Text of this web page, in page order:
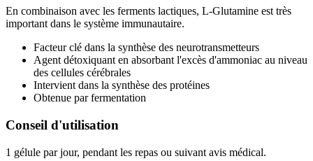
En combinaison avec les ferments lactiques, L-Glutamine est très
important dans le système immunautaire.
Facteur clé dans la synthèse des neurotransmetteurs
Agent détoxiquant en absorbant l'excès d'ammoniac au niveau
des cellules cérébrales
Intervient dans la synthèse des protéines
Obtenue par fermentation
Conseil d'utilisation
1 gélule par jour, pendant les repas ou suivant avis médical.